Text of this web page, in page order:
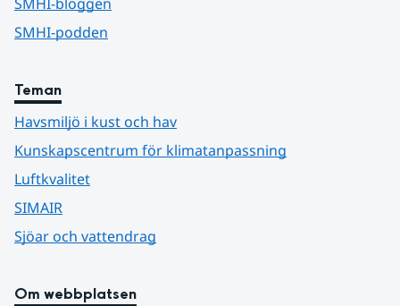
SMHI-podden
Teman
Havsmiljö i kust och hav
Kunskapscentrum för klimatanpassning
Luftkvalitet
SIMAIR
Sjöar och vattendrag
Om webbplatsen